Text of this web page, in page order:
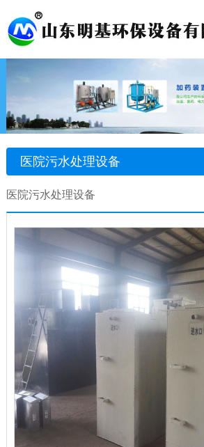
医院污水处理设备
医院污水处理设备